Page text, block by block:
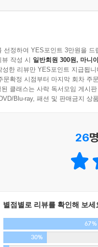
선정하여 YES포인트 3만원을 드
작성 시 일반회원 300원, 마니
한 리뷰만 YES포인트 지급됩니
문확정 시점부터 마지막 회차 주
클래스는 사락 독서모임 게시
Blu-ray, 패션 및 판매금지 상
26
별점별로 리뷰를 확인해 보세
67%
30%